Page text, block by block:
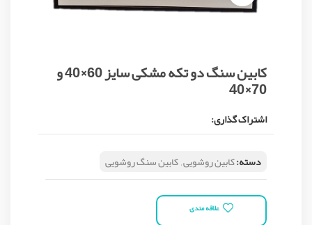
کابین سنگ دو تکه مشکی سایز 60×40 و
70×40
اشتراک گذاری:
دسته:کابین روشویی,کابین سنگ روشویی
علاقه مندی